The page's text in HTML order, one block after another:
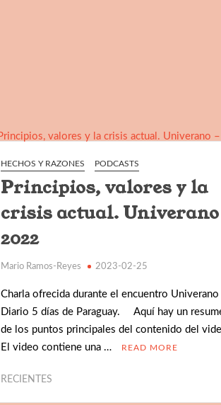
HECHOS Y RAZONES PODCASTS
Principios, valores y la
crisis actual. Univerano
2022
Mario Ramos-Reyes 2023-02-25
Charla ofrecida durante el encuentro Univerano
Diario 5 días de Paraguay. Aquí hay un
de los puntos principales del contenido del
El video contiene una …
READ MORE
RECIENTES